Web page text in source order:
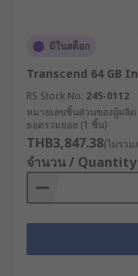
มีในสต็อก
Transcend 64 GB
RS Stock No. 245-0112
หมายเลขชิ้นส่วนของผู้ผลิต
ยอดรวมย่อย (1 ชิ้น)
THB3,847.38(ไม่รว
จำนวน / Quantity